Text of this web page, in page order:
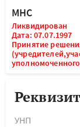
МНС
Ликвидирован
Дата: 07.07.1997
Принятие
УНП